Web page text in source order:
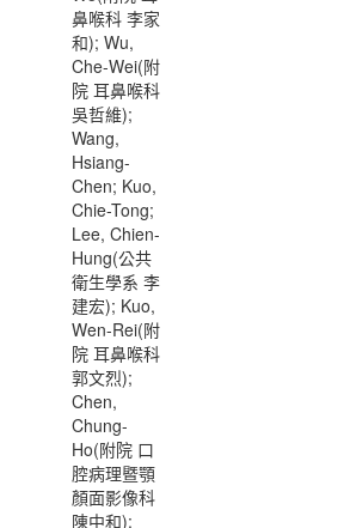
鼻喉科 李家
和); Wu,
Che-Wei(附
院 耳鼻喉科
吳哲維);
Wang,
Hsiang-
Chen; Kuo,
Chie-Tong;
Lee, Chien-
Hung(公共
衛生學系 李
建宏); Kuo,
Wen-Rei(附
院 耳鼻喉科
郭文烈);
Chen,
Chung-
Ho(附院 口
腔病理暨顎
顏面影像科
陳中和);